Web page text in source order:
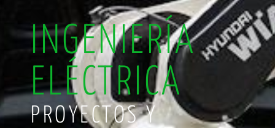
INGENIERÍA
ELÉCTRICA
PROYECTOS Y